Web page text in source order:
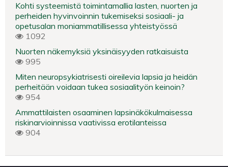
Kohti systeemistä toimintamallia lasten, nuorten ja
perheiden hyvinvoinnin tukemiseksi sosiaali- ja
opetusalan moniammatillisessa yhteistyössä
1092
Nuorten näkemyksiä yksinäisyyden ratkaisuista
995
Miten neuropsykiatrisesti oireilevia lapsia ja heidän
perheitään voidaan tukea sosiaalityön keinoin?
954
Ammattilaisten osaaminen lapsinäkökulmaisessa
riskinarvioinnissa vaativissa erotilanteissa
904